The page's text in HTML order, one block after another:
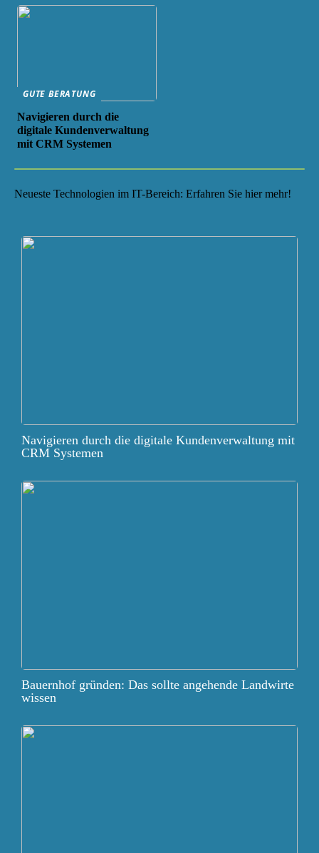
GUTE BERATUNG
Navigieren durch die
digitale Kundenverwaltung
mit CRM Systemen
Neueste Technologien im IT-Bereich: Erfahren Sie hier mehr!
Navigieren durch die digitale Kundenverwaltung mit
CRM Systemen
Bauernhof gründen: Das sollte angehende Landwirte
wissen